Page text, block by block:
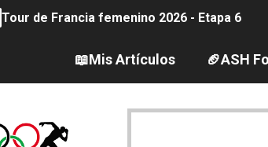
Tour de Francia femenino 2026 - Etapa 6
Women's Pro Baseball League 2026
Campeonato de Europa en aguas abiertas
Campeonato de Europa de pentatlón
📖Mis Artículos 🏈ASH